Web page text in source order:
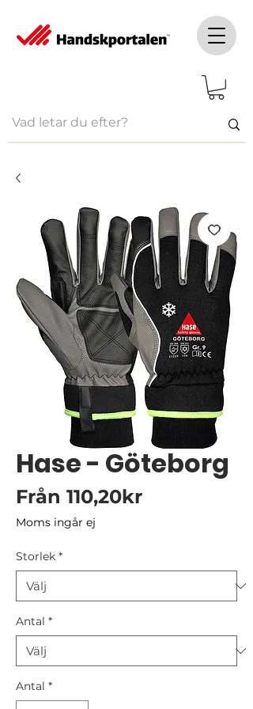
Hase - Göteborg
Från 110,20krReapris
Moms ingår ej
Storlek *
Antal *
Antal *